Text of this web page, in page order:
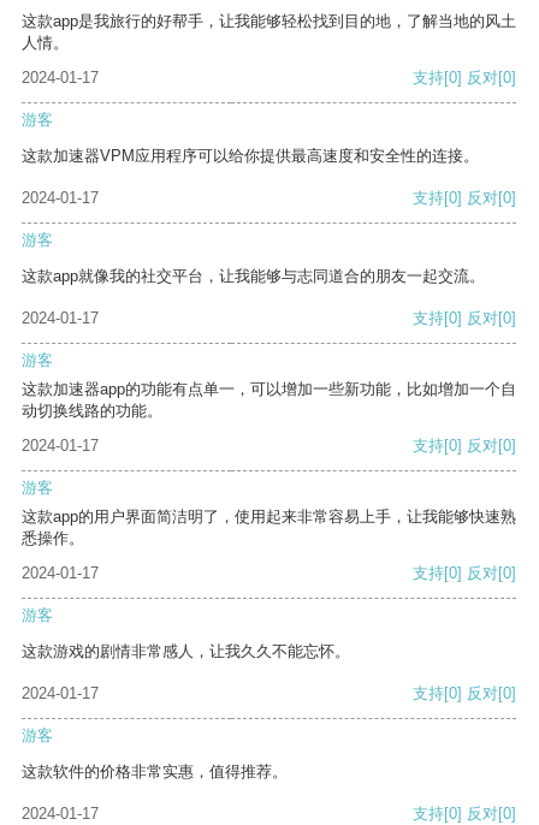
这款app是我旅行的好帮手，让我能够轻松找到目的地，了解当地的风土
人情。
2024-01-17
支持[0] 反对[0]
游客
这款加速器VPM应用程序可以给你提供最高速度和安全性的连接。
2024-01-17 支持[0] 反对[0]
游客
这款app就像我的社交平台，让我能够与志同道合的朋友一起交流。
2024-01-17 支持[0] 反对[0]
游客
这款加速器app的功能有点单一，可以增加一些新功能，比如增加一个自
动切换线路的功能。
2024-01-17
支持[0] 反对[0]
游客
这款app的用户界面简洁明了，使用起来非常容易上手，让我能够快速熟
悉操作。
2024-01-17
支持[0] 反对[0]
游客
这款游戏的剧情非常感人，让我久久不能忘怀。
2024-01-17 支持[0] 反对[0]
游客
这款软件的价格非常实惠，值得推荐。
2024-01-17 支持[0] 反对[0]